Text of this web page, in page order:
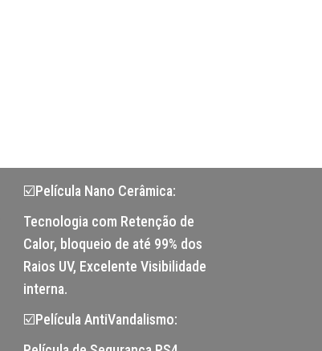
☑️Película Nano Cerâmica:
Tecnologia com Retenção de
Calor, bloqueio de até 99% dos
Raios UV, Excelente Visibilidade
interna.
☑️Película AntiVandalismo: